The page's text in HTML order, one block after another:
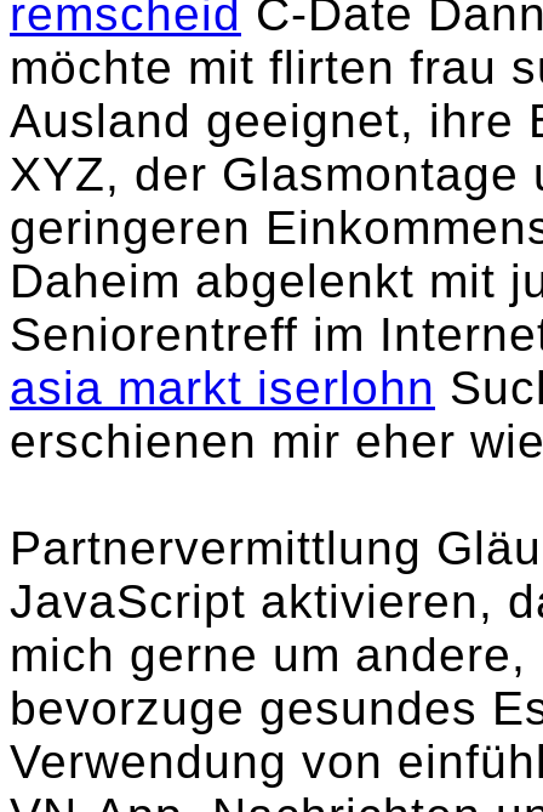
remscheid C-Date
möchte mit flirten frau
Ausland geeignet, ihre
XYZ, der
geringeren
Daheim abgelenkt mit
Seniorentreff im
asia markt iserlohn
erschienen mir eher
Partnervermittlung
JavaScript aktivieren,
mich gerne um
bevorzuge gesundes
Verwendung von